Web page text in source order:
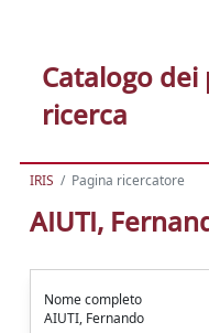
Catalogo
ricerca
IRIS Pagina ricercatore
AIUTI,
Nome completo
AIUTI, Fernando